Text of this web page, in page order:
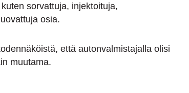
kuten sorvattuja, injektoituja,
osia.
että autonvalmistajalla olisi
muutama.